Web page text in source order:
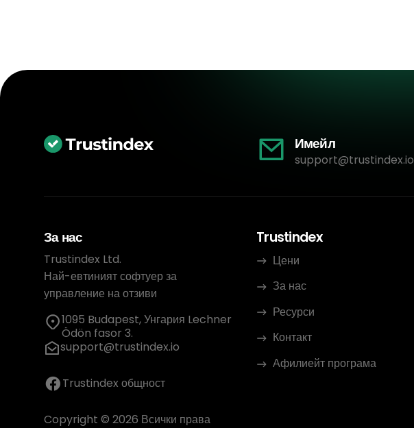
Имейл
support@trustindex.io
За нас
Trustindex Ltd.
Най-евтиният софтуер за
управление на отзиви
1095 Budapest, Унгария Lechner
Ödön fasor 3.
support@trustindex.io
Trustindex общност
Copyright © 2026 Всички права
Trustindex
Цени
За нас
Ресурси
Контакт
Афилиейт програма